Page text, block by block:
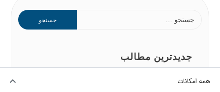
همه امکانات
جدیدترین مطالب
خانواده امن